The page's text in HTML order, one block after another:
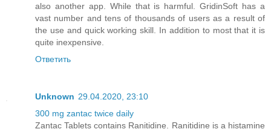
also another app. While that is harmful. GridinSoft has a
vast number and tens of thousands of users as a result of
the use and quick working skill. In addition to most that it is
quite inexpensive.
Ответить
Unknown 29.04.2020, 23:10
300 mg zantac twice daily
Zantac Tablets contains Ranitidine. Ranitidine is a histamine